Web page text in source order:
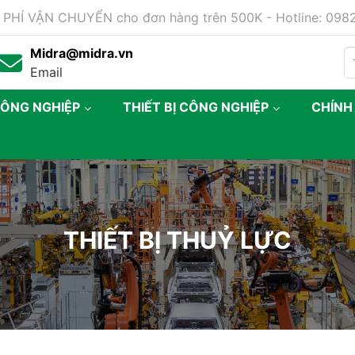
PHÍ VẬN CHUYỂN cho đơn hàng trên 500K - Hotline:
Midra@midra.vn
Email
NGHIỆP THIẾT BỊ CÔNG NGHIỆP
THIẾT BỊ THUỶ LỰC